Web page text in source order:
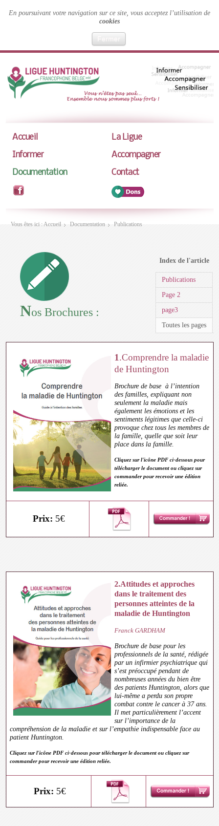
En poursuivant votre navigation sur ce site, vous acceptez l’utilisation de
cookies
Fermer
Accueil
La Ligue
Informer
Accompagner
Documentation
Contact
Vous êtes ici :Accueil Documentation Publications
Index de l'article
Publications
Page 2
page3
Toutes les pages
Nos Brochures :
1.Comprendre la maladie
de Huntington
Brochure de base à l’intention
des familles, expliquant non
seulement la maladie mais
également les émotions et les
sentiments légitimes que celle-ci
provoque chez tous les membres de
la famille, quelle que soit leur
place dans la famille.
Cliquez sur l'icône PDF ci-dessous pour
télécharger le document ou cliquez sur
commander pour recevoir une édition
reliée.
Prix: 5€
2.Attitudes et approches
dans le traitement des
personnes atteintes de la
maladie de Huntington
Franck GARDHAM
Brochure de base pour les
professionnels de la santé, rédigée
par un infirmier psychiatrique qui
s’est préoccupé pendant de
nombreuses années du bien être
des patients Huntington, alors que
lui-même a perdu son propre
combat contre le cancer à 37 ans.
Il met particulièrement l’accent
sur l’importance de la
compréhension de la maladie et sur l’empathie indispensable face au
patient Huntington.
Cliquez sur l'icône PDF ci-dessous pour télécharger le document ou cliquez sur
commander pour recevoir une édition reliée.
Prix: 5€